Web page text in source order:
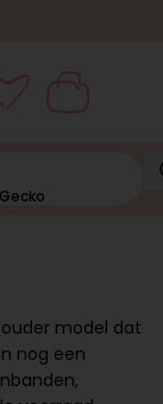
Gecko
ouder model dat
nog een